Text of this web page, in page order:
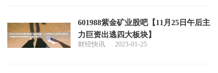
601988紫金矿业股吧【11月25日午后主
力巨资出逃四大板块】
财经快讯 2023-01-25